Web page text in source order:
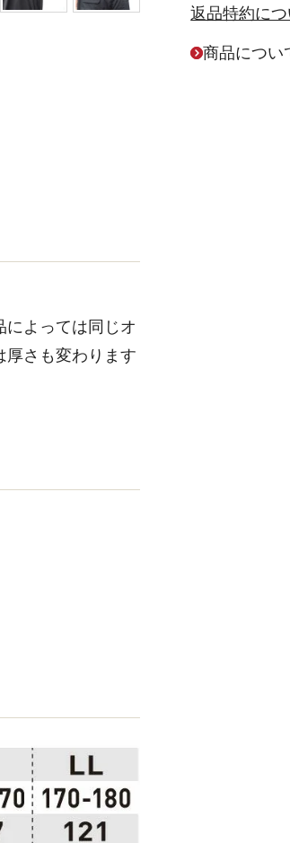
返品特約につ
商品につい
よっては同じオ
厚さも変わります